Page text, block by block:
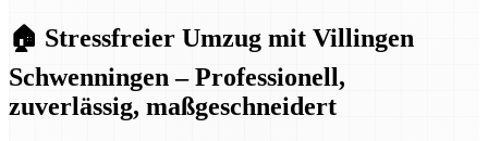
🏠 Stressfreier Umzug mit Villingen
Schwenningen – Professionell,
zuverlässig, maßgeschneidert